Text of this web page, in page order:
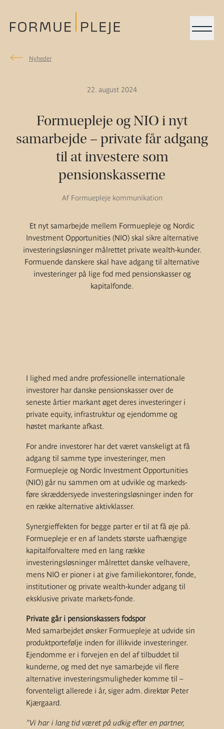
Menu
Nyheder
22. august 2024
Formuepleje og NIO i nyt
samarbejde – private får adgang
til at investere som
pensionskasserne
Af Formuepleje kommunikation
Et nyt samarbejde mellem Formuepleje og Nordic
Investment Opportunities (NIO) skal sikre alternative
investeringsløsninger målrettet private wealth-kunder.
Formuende danskere skal have adgang til alternative
investeringer på lige fod med pensionskasser og
kapitalfonde.
I lighed med andre professionelle internationale
investorer har danske pensionskasser over de
seneste årtier markant øget deres investeringer i
private equity, infrastruktur og ejendomme og
høstet markante afkast.
For andre investorer har det været vanskeligt at få
adgang til samme type investeringer, men
Formuepleje og Nordic Investment Opportunities
(NIO) går nu sammen om at udvikle og markeds-
føre skræddersyede investeringsløsninger inden for
en række alternative aktivklasser.
Synergieffekten for begge parter er til at få øje på.
Formuepleje er en af landets største uafhængige
kapitalforvaltere med en lang række
investeringsløsninger målrettet danske velhavere,
mens NIO er pioner i at give familiekontorer, fonde,
institutioner og private wealth-kunder adgang til
eksklusive private markets-fonde.
Private går i pensionskassers fodspor
Med samarbejdet ønsker Formuepleje at udvide sin
produktportefølje inden for illikvide investeringer.
Ejendomme er i forvejen en del af tilbuddet til
kunderne, og med det nye samarbejde vil flere
alternative investeringsmuligheder komme til –
forventeligt allerede i år, siger adm. direktør Peter
Kjærgaard.
”Vi har i lang tid været på udkig efter en partner,